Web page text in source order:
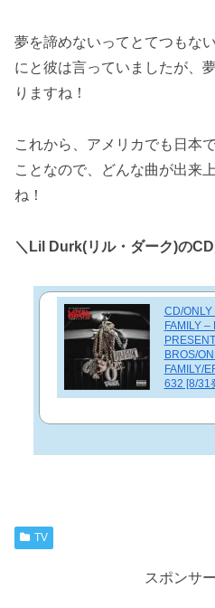
夢を諦めないってとてつもな
にと彼は言っていましたが、
りますね！
これから、アメリカでも日本
ことなので、どんな曲が出来
ね！
＼Lil Durk(リル・ダーク)のCD
CD/ONLY
FAMILY –
BROS/
FAMILY/
632 [8/31
TV
スポンサ